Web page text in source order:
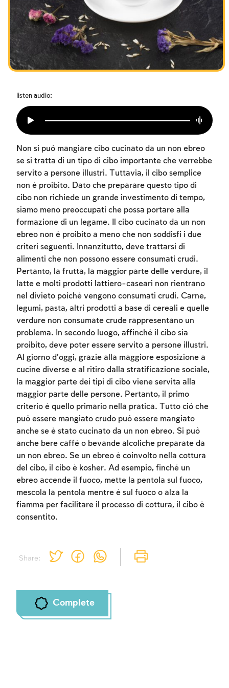
I digiuni commemorativi della distruzione del Tempio
Hanukkah
Purìm
listen audio:
Share:
Non si può mangiare cibo cucinato da un non ebreo
se si tratta di un tipo di cibo importante che verrebbe
servito a persone illustri. Tuttavia, il cibo semplice
non è proibito. Dato che preparare questo tipo di
cibo non richiede un grande investimento di tempo,
siamo meno preoccupati che possa portare alla
formazione di un legame. Il cibo cucinato da un non
ebreo non è proibito a meno che non soddisfi i due
criteri seguenti. Innanzitutto, deve trattarsi di
alimenti che non possono essere consumati crudi.
Pertanto, la frutta, la maggior parte delle verdure, il
latte e molti prodotti lattiero-caseari non rientrano
nel divieto poiché vengono consumati crudi. Carne,
legumi, pasta, altri prodotti a base di cereali e quelle
verdure non consumate crude rappresentano un
problema. In secondo luogo, affinché il cibo sia
proibito, deve poter essere servito a persone illustri.
Al giorno d’oggi, grazie alla maggiore esposizione a
cucine diverse e al ritiro dalla stratificazione sociale,
la maggior parte dei tipi di cibo viene servita alla
maggior parte delle persone. Pertanto, il primo
criterio è quello primario nella pratica. Tutto ciò che
può essere mangiato crudo può essere mangiato
anche se è stato cucinato da un non ebreo. Si può
anche bere caffè o bevande alcoliche preparate da
un non ebreo. Se un ebreo è coinvolto nella cottura
del cibo, il cibo è kosher. Ad esempio, finché un
ebreo accende il fuoco, mette la pentola sul fuoco,
mescola la pentola mentre è sul fuoco o alza la
fiamma per facilitare il processo di cottura, il cibo è
consentito.
Complete
Account required
To mark concepts as learned, you'll need
to create an account or log in.
Sign up